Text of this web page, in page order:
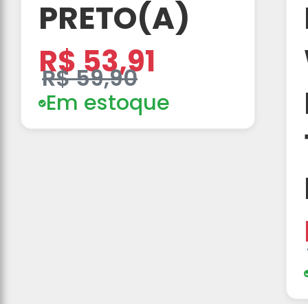
PRETO(A)
R$ 53,91
R$ 59,90
Em estoque